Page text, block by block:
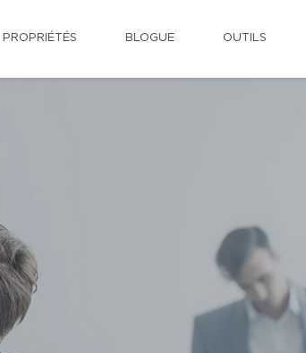
PROPRIÉTÉS BLOGUE OUTILS